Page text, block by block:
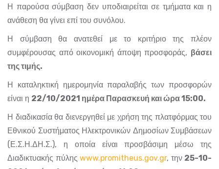
Η παρούσα σύμβαση δεν υποδιαιρείται σε τμήματα και η
ανάθεση θα γίνει επί του συνόλου.
Η σύμβαση θα ανατεθεί με το κριτήριο της πλέον
συμφέρουσας από οικονομική άποψη προσφοράς, βάσει
της τιμής.
Η καταληκτική ημερομηνία παραλαβής των προσφορών
είναι η 22/10/2021 ημέρα Παρασκευή και ώρα 15:00.
Η διαδικασία θα διενεργηθεί με χρήση της πλατφόρμας του
Εθνικού Συστήματος Ηλεκτρονικών Δημοσίων Συμβάσεων
(Ε.Σ.Η.ΔΗ.Σ.), η οποία είναι προσβάσιμη μέσω της
Διαδικτυακής πύλης www.promitheus.gov.gr, την 25-10-